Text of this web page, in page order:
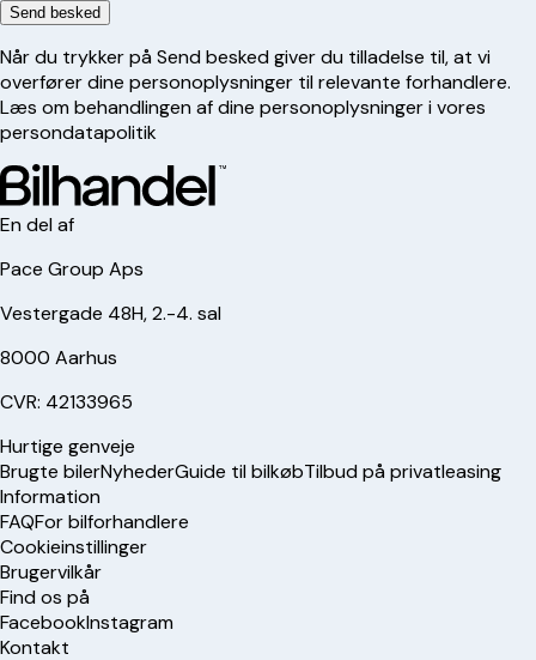
Send besked
Når du trykker på Send besked giver du tilladelse til, at vi
overfører dine personoplysninger til relevante forhandlere.
Læs om behandlingen af dine personoplysninger i vores
persondatapolitik
En del af
Pace Group Aps
Vestergade 48H, 2.-4. sal
8000 Aarhus
CVR: 42133965
Hurtige genveje
Brugte bilerNyhederGuide til bilkøbTilbud på privatleasing
Information
FAQFor bilforhandlere
Cookieinstillinger
Brugervilkår
Find os på
FacebookInstagram
Kontakt